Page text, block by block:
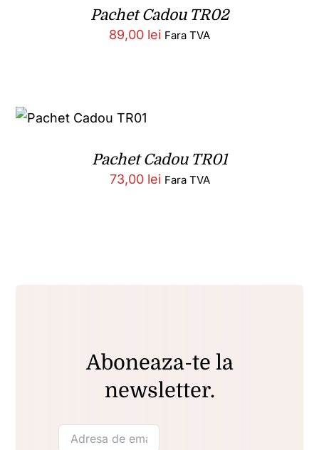
Pachet Cadou TR02
89,00 lei Fara TVA
Pachet Cadou TR01
73,00 lei Fara TVA
Aboneaza-te la
newsletter.